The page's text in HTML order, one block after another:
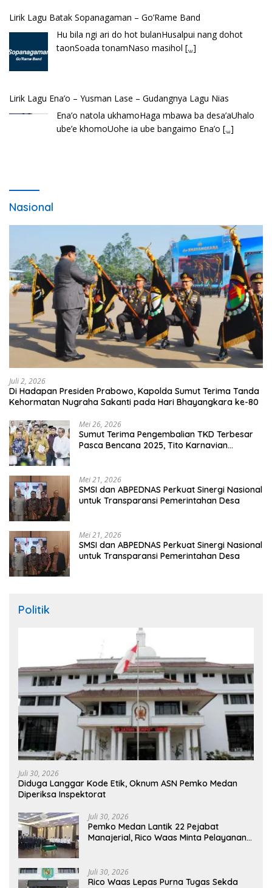
Lirik Lagu Batak Sopanagaman – Go’Rame Band
Hu bila ngi ari do hot bulanHusalpui nang dohot
taonSoada tonamNaso masihol [...]
Lirik Lagu Ena’o – Yusman Lase – Gudangnya Lagu Nias
Ena’o natola ukhamoHaga mbawa ba desa’aUhalo
ube’e khomoUohe ia ube bangaimo Ena’o [...]
Nasional
Juli 2, 2026
Di Hadapan Presiden Prabowo, Kapolda Sumut Terima Tanda
Kehormatan Nugraha Sakanti pada Hari Bhayangkara ke-80
Mei 26, 2026
Sumut Terima Pengembalian TKD Terbesar
Pasca Bencana 2025, Tito Karnavian
Mei 21, 2026
SMSI dan ABPEDNAS Perkuat Sinergi Nasional
untuk Transparansi Pemerintahan Desa
Mei 21, 2026
SMSI dan ABPEDNAS Perkuat Sinergi Nasional
untuk Transparansi Pemerintahan Desa
Politik
Juli 30, 2026
Diduga Langgar Kode Etik, Oknum ASN Pemko Medan
Diperiksa Inspektorat
Juli 30, 2026
Pemko Medan Lantik 22 Pejabat
Manajerial, Rico Waas Minta Pelayanan
Juli 30, 2026
Rico Waas Lepas Purna Tugas Sekda